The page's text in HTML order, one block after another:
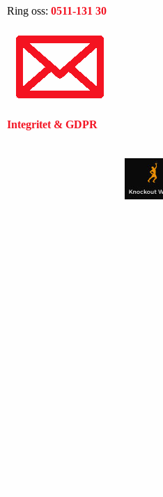
Ring oss: 0511-131 30
Integritet & GDPR